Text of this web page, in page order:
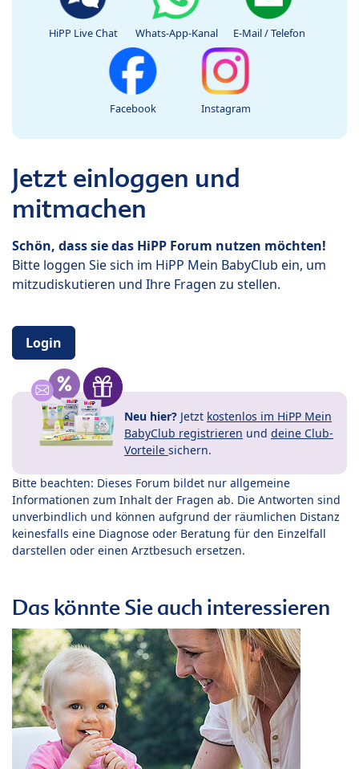
HiPP Live Chat Whats-App-Kanal E-Mail / Telefon
Facebook Instagram
Jetzt einloggen und
mitmachen
Schön, dass sie das HiPP Forum nutzen möchten!
Bitte loggen Sie sich im HiPP Mein BabyClub ein, um
mitzudiskutieren und Ihre Fragen zu stellen.
Login
Neu hier? Jetzt kostenlos im HiPP Mein
BabyClub registrieren und deine Club-
Vorteile sichern.
Bitte beachten: Dieses Forum bildet nur allgemeine
Informationen zum Inhalt der Fragen ab. Die Antworten sind
unverbindlich und können aufgrund der räumlichen Distanz
keinesfalls eine Diagnose oder Beratung für den Einzelfall
darstellen oder einen Arztbesuch ersetzen.
Das könnte Sie auch interessieren